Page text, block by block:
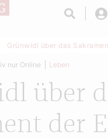
Grünwidl über das
über
der
nur Online Leben